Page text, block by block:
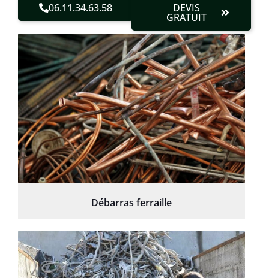
06.11.34.63.58 DEVIS
GRATUIT
Débarras ferraille